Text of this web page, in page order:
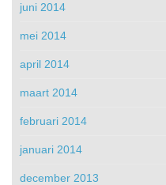
juni 2014
mei 2014
april 2014
maart 2014
februari 2014
januari 2014
december 2013